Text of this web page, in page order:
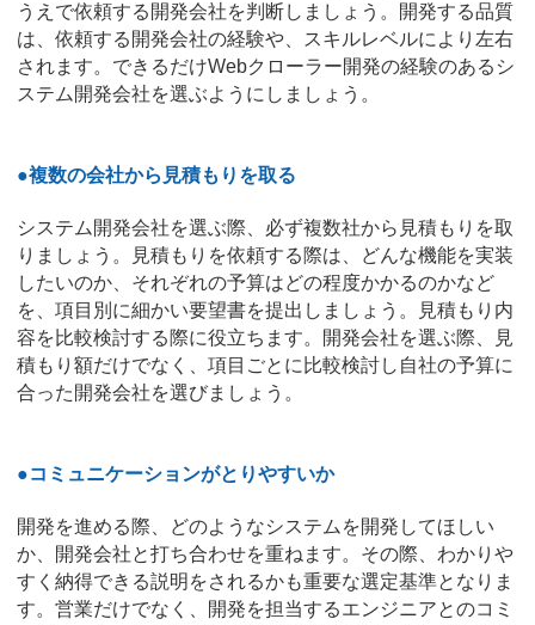
うえで依頼する開発会社を判断しましょう。開発する品質
は、依頼する開発会社の経験や、スキルレベルにより左右
されます。できるだけWebクローラー開発の経験のあるシ
ステム開発会社を選ぶようにしましょう。
●複数の会社から見積もりを取る
システム開発会社を選ぶ際、必ず複数社から見積もりを取
りましょう。見積もりを依頼する際は、どんな機能を実装
したいのか、それぞれの予算はどの程度かかるのかなど
を、項目別に細かい要望書を提出しましょう。見積もり内
容を比較検討する際に役立ちます。開発会社を選ぶ際、見
積もり額だけでなく、項目ごとに比較検討し自社の予算に
合った開発会社を選びましょう。
●コミュニケーションがとりやすいか
開発を進める際、どのようなシステムを開発してほしい
か、開発会社と打ち合わせを重ねます。その際、わかりや
すく納得できる説明をされるかも重要な選定基準となりま
す。営業だけでなく、開発を担当するエンジニアとのコミ